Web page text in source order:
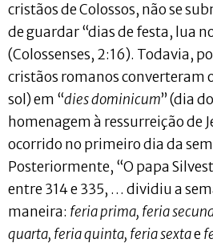
cristãos de Colossos, não se
de guardar “dias de festa, lua
(Colossenses, 2:16). Todavia,
cristãos romanos converteram
sol) em “dies dominicum” (dia
homenagem à ressurreição de
ocorrido no primeiro dia da
Posteriormente, “O papa
entre 314 e 335, … dividiu a
maneira: feria prima, feria
quarta, feria quinta, feria sextae